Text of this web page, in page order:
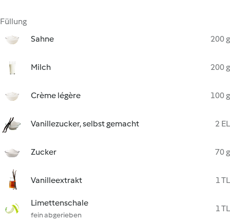
Füllung
Sahne
200 g
Milch 200 g
Crème légère 100 g
Vanillezucker, selbst gemacht 2 EL
Zucker 70 g
Vanilleextrakt 1 TL
Limettenschale
fein abgerieben
1 TL